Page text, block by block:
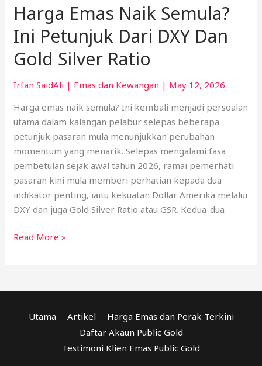
Harga Emas Naik Semula?
Ini Petunjuk Dari DXY Dan
Gold Silver Ratio
Irfan SaidAli | Emas dan Kewangan | May 12, 2026
Harga emas naik semula? Ini kembali menjadi persoalan
utama dalam kalangan pelabur selepas beberapa
petunjuk pasaran mula menunjukkan perubahan
momentum yang menarik. Selepas mengalami fasa
pembetulan sejak awal tahun 2026, ramai pemerhati
pasaran kini mula memberi perhatian kepada dua
indikator penting, iaitu kekuatan Dollar Amerika melalui
DXY dan juga Gold Silver Ratio atau GSR. Kedua-dua
Silver
Read More »
Utama Artikel
Harga Emas dan Perak Terkini
Daftar Akaun Public Gold
Testimoni Klien Emas Public Gold